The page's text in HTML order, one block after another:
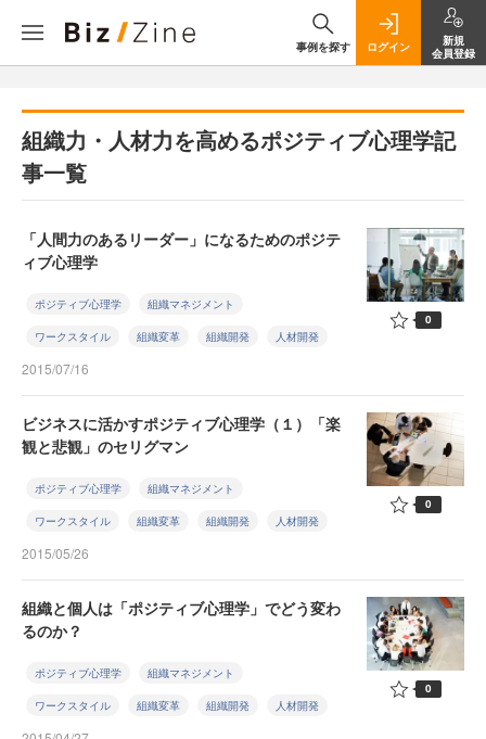
事例を探す ログイン
新規
会員登録
組織力・人材力を高めるポジティブ心理学記
事一覧
「人間力のあるリーダー」になるためのポジテ
ィブ心理学
ポジティブ心理学 組織マネジメント
ワークスタイル 組織変革 組織開発 人材開発
2015/07/16
0
ビジネスに活かすポジティブ心理学（１）「楽
観と悲観」のセリグマン
ポジティブ心理学 組織マネジメント
ワークスタイル 組織変革 組織開発 人材開発
2015/05/26
0
組織と個人は「ポジティブ心理学」でどう変わ
るのか？
ポジティブ心理学 組織マネジメント
ワークスタイル 組織変革 組織開発 人材開発
0